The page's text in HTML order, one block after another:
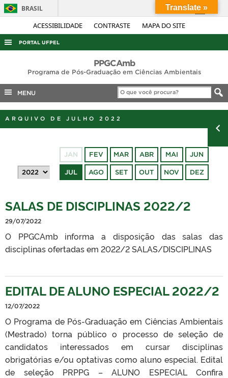
ACESSIBILIDADE CONTRASTE MAPA DO SITE
BRASIL
Simplifique!
Acesso à informação
Legislação
Canais
PORTAL UFPEL
AUDITORIA
COBALTO
CONCURSOS
EDITAIS
INTERNACIONAL
PORTARIAS
PPGCAmb
Programa de Pós-Graduação em Ciências Ambientais
MENU
ARQUIVO DE JULHO 2022
JAN FEV MAR ABR MAI JUN
JUL AGO SET OUT NOV DEZ
SALAS DE DISCIPLINAS 2022/2
29/07/2022
O PPGCAmb informa a disposição das salas das
disciplinas ofertadas em 2022/2 SALAS/DISCIPLINAS
EDITAL DE ALUNO ESPECIAL 2022/2
12/07/2022
O Programa de Pós-Graduação em Ciências Ambientais
(Mestrado) torna público o processo de seleção de
candidatos interessados em cursar disciplinas
obrigatórias e/ou optativas como aluno especial. Edital
de seleção PRPPG – ALUNO ESPECIAL Confira
Translate »